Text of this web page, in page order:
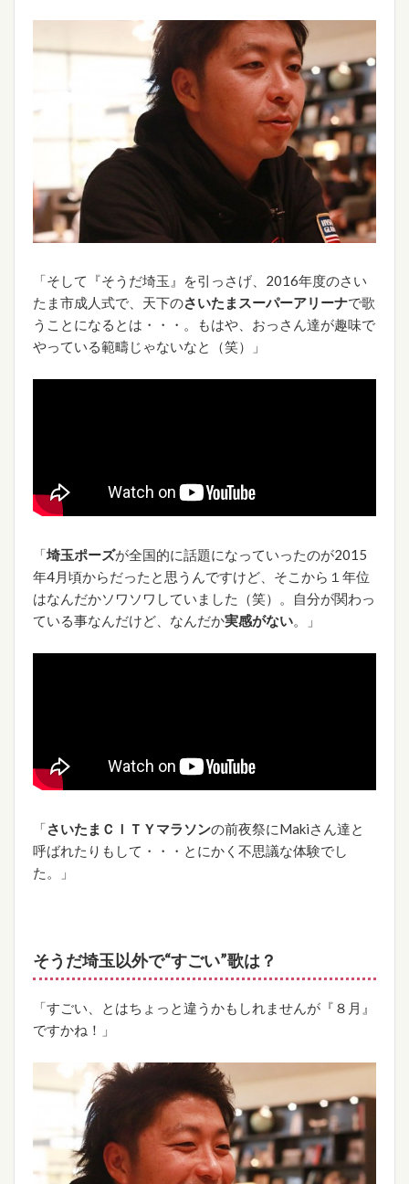
「そして『そうだ埼玉』を引っさげ、2016年度のさい
たま市成人式で、天下のさいたまスーパーアリーナで歌
うことになるとは・・・。もはや、おっさん達が趣味で
やっている範疇じゃないなと（笑）」
「埼玉ポーズが全国的に話題になっていったのが2015
年4月頃からだったと思うんですけど、そこから１年位
はなんだかソワソワしていました（笑）。自分が関わっ
ている事なんだけど、なんだか実感がない。」
「さいたまＣＩＴＹマラソンの前夜祭にMakiさん達と
呼ばれたりもして・・・とにかく不思議な体験でし
た。」
そうだ埼玉以外で“すごい”歌は？
「すごい、とはちょっと違うかもしれませんが『８月』
ですかね！」